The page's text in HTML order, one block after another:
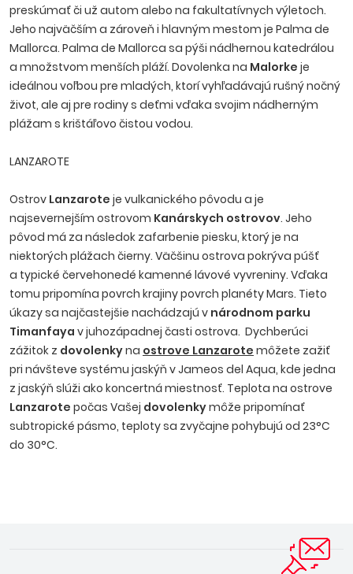
preskúmať či už autom alebo na fakultatívnych výletoch.
Jeho najväčším a zároveň i hlavným mestom je Palma de
Mallorca. Palma de Mallorca sa pýši nádhernou katedrálou
a množstvom menších pláží. Dovolenka na Malorke je
ideálnou voľbou pre mladých, ktorí vyhľadávajú rušný nočný
život, ale aj pre rodiny s deťmi vďaka svojim nádherným
plážam s krištáľovo čistou vodou.
LANZAROTE
Ostrov Lanzarote je vulkanického pôvodu a je
najsevernejším ostrovom Kanárskych ostrovov. Jeho
pôvod má za následok zafarbenie piesku, ktorý je na
niektorých plážach čierny. Väčšinu ostrova pokrýva púšť
a typické červehonedé kamenné lávové vyvreniny. Vďaka
tomu pripomína povrch krajiny povrch planéty Mars. Tieto
úkazy sa najčastejšie nachádzajú v národnom parku
Timanfaya v juhozápadnej časti ostrova. Dychberúci
zážitok z dovolenkyna ostrove Lanzarote môžete zažiť
pri návšteve systému jaskýň v Jameos del Aqua, kde jedna
z jaskýň slúži ako koncertná miestnosť. Teplota na ostrove
Lanzarote počas Vašej dovolenkymôže pripomínať
subtropické pásmo, teploty sa zvyčajne pohybujú od 23°C
do 30°C.